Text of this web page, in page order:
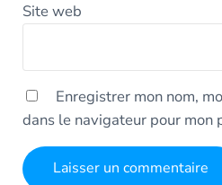
Site web
Enregistrer mon nom,
dans le navigateur pour mon